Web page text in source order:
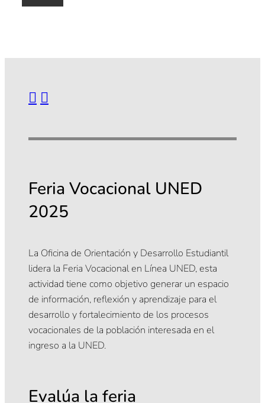
Feria Vocacional UNED
2025
La Oficina de Orientación y Desarrollo Estudiantil
lidera la Feria Vocacional en Línea UNED, esta
actividad tiene como objetivo generar un espacio
de información, reflexión y aprendizaje para el
desarrollo y fortalecimiento de los procesos
vocacionales de la población interesada en el
ingreso a la UNED.
Evalúa la feria